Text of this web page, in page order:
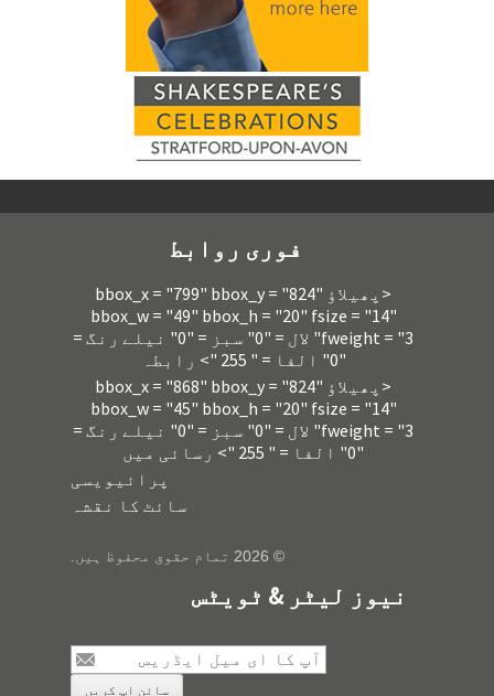
فوری روابط
<پھیلاؤ bbox_x = "799" bbox_y = "824"
bbox_w = "49" bbox_h = "20" fsize = "14"
fweight = "3" لال = "0" سبز = "0" نیلے رنگ =
"0" الفا = " 255 "> رابطہ
<پھیلاؤ bbox_x = "868" bbox_y = "824"
bbox_w = "45" bbox_h = "20" fsize = "14"
fweight = "3" لال = "0" سبز = "0" نیلے رنگ =
"0" الفا = " 255 "> رسائی میں
پرائیویسی
سائٹ کا نقشہ
© 2026 تمام حقوق محفوظ ہیں.
نیوز لیٹر & ٹویٹس